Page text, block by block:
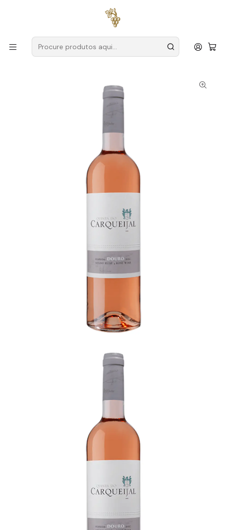
para encomendas a partir de
Produtores Douro
Quinta Seara D'Ordens
Quinta do Carqueijal 2024 Douro Rosé 75cl